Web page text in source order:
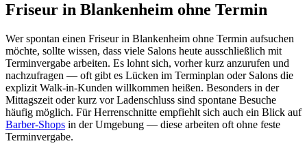
Friseur in Blankenheim ohne Termin
Wer spontan einen Friseur in Blankenheim ohne Termin aufsuchen
möchte, sollte wissen, dass viele Salons heute ausschließlich mit
Terminvergabe arbeiten. Es lohnt sich, vorher kurz anzurufen und
nachzufragen — oft gibt es Lücken im Terminplan oder Salons die
explizit Walk-in-Kunden willkommen heißen. Besonders in der
Mittagszeit oder kurz vor Ladenschluss sind spontane Besuche
häufig möglich. Für Herrenschnitte empfiehlt sich auch ein Blick auf
Barber-Shops in der Umgebung — diese arbeiten oft ohne feste
Terminvergabe.